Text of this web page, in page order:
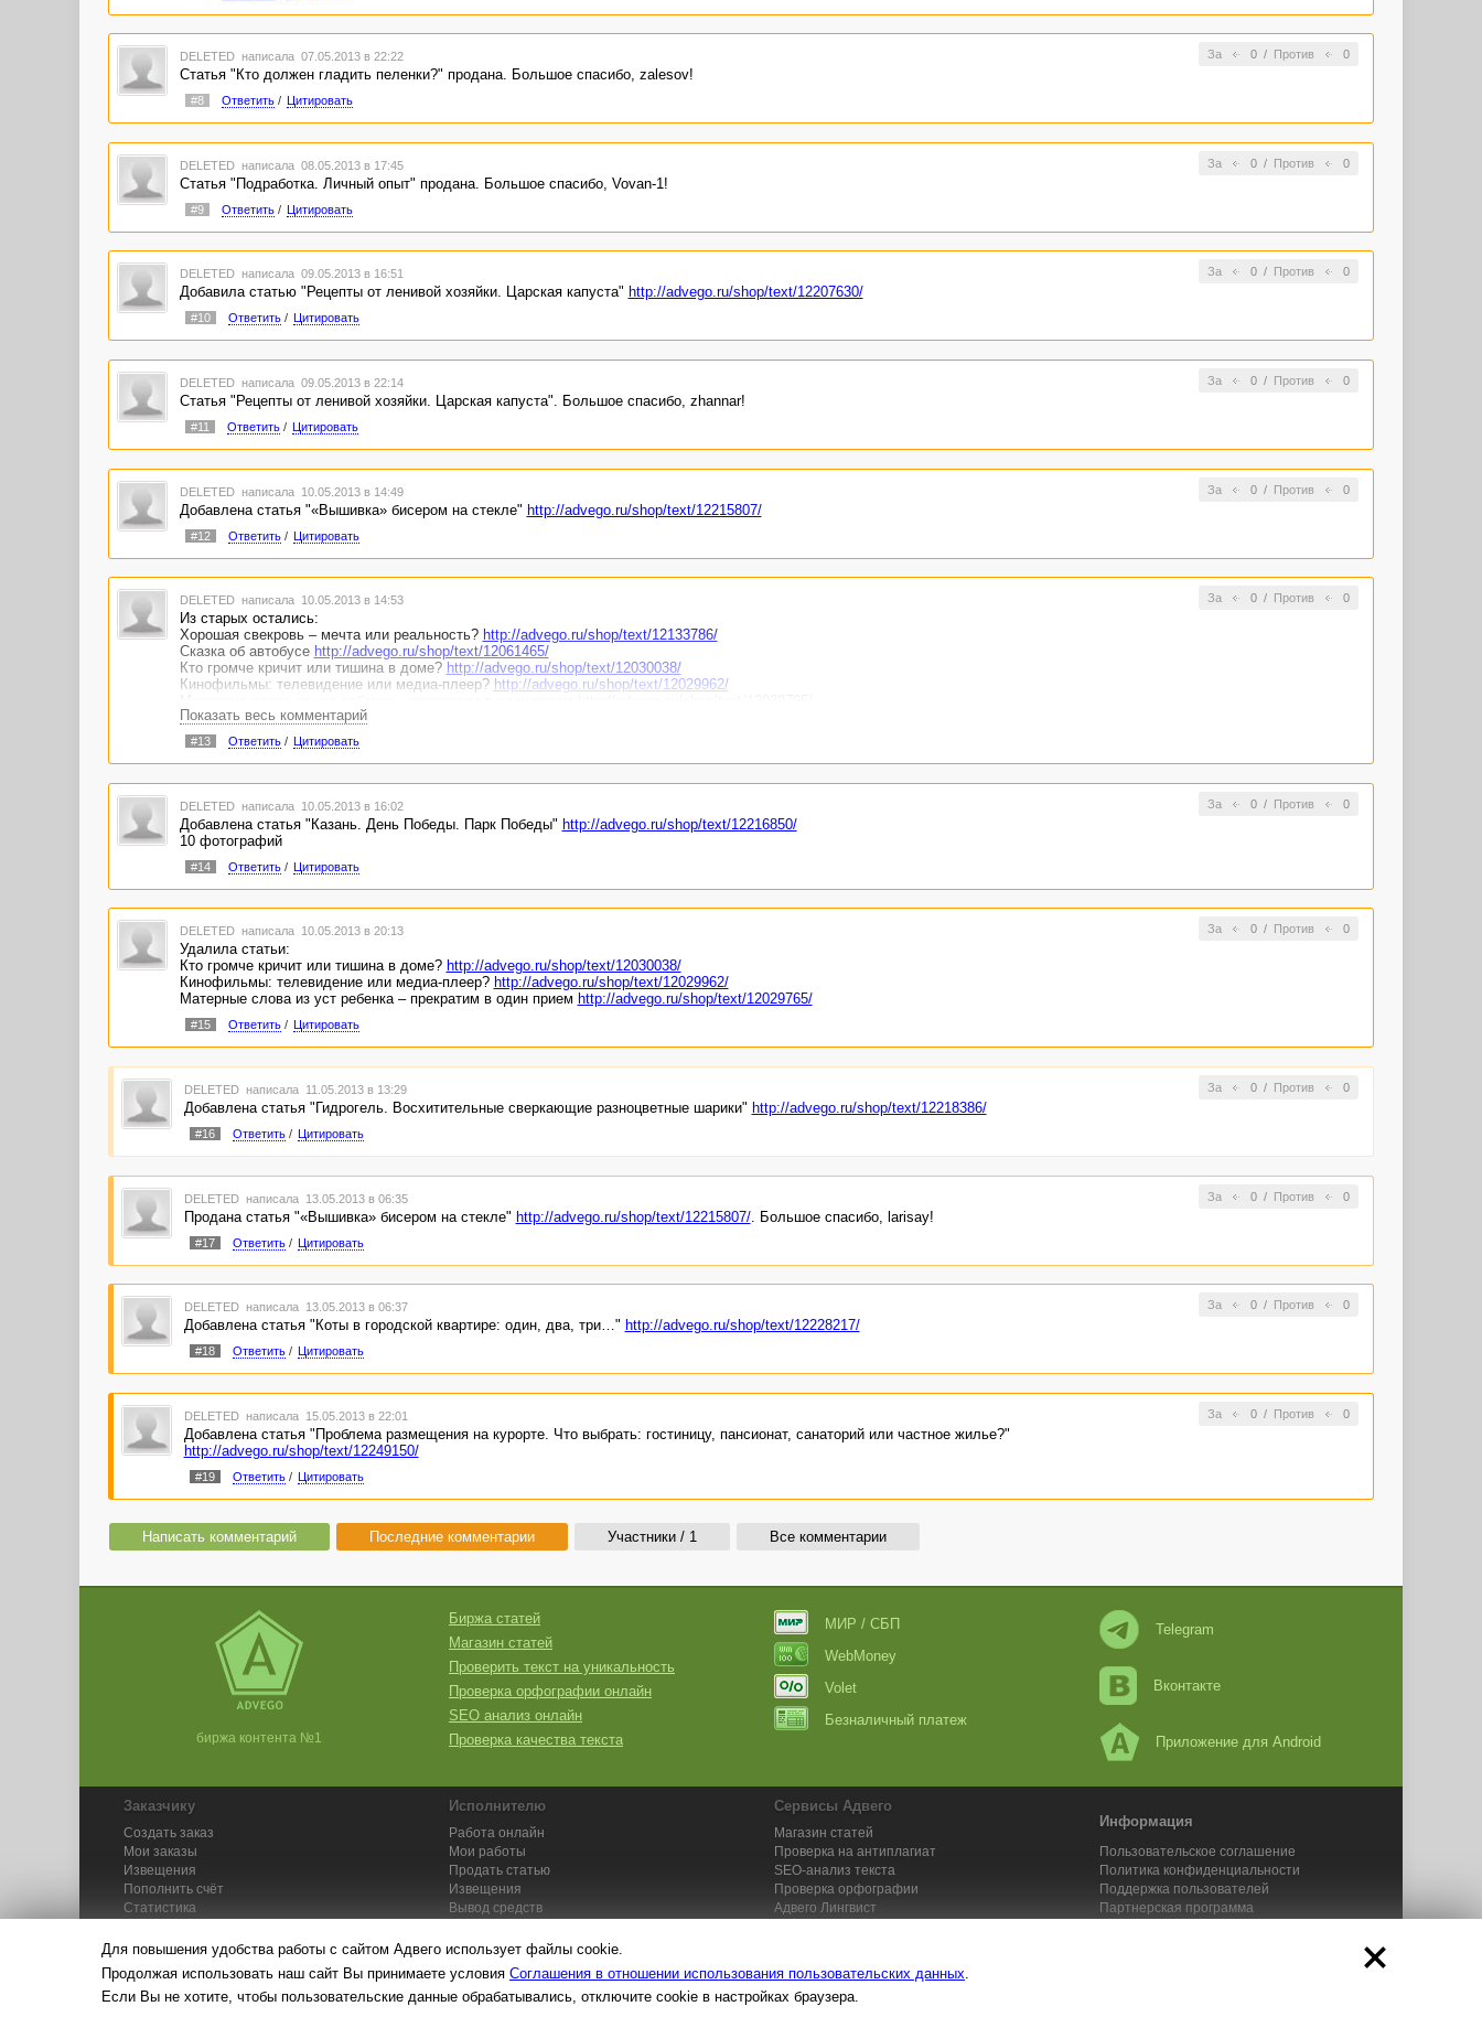
За 0/ Против 0
DELETED написала 07.05.2013 в 22:22
Статья "Кто должен гладить пеленки?" продана. Большое спасибо, zalesov!
#8 Ответить/ Цитировать
За 0/ Против 0
DELETED написала 08.05.2013 в 17:45
Статья "Подработка. Личный опыт" продана. Большое спасибо, Vovan-1!
#9 Ответить/ Цитировать
За 0/ Против 0
DELETED написала 09.05.2013 в 16:51
Добавила статью "Рецепты от ленивой хозяйки. Царская капуста" http://advego.ru/shop/text/12207630/
#10 Ответить/ Цитировать
За 0/ Против 0
DELETED написала 09.05.2013 в 22:14
Статья "Рецепты от ленивой хозяйки. Царская капуста". Большое спасибо, zhannar!
#11 Ответить/ Цитировать
За 0/ Против 0
DELETED написала 10.05.2013 в 14:49
Добавлена статья "«Вышивка» бисером на стекле" http://advego.ru/shop/text/12215807/
#12 Ответить/ Цитировать
За 0/ Против 0
DELETED написала 10.05.2013 в 14:53
Из старых остались:
Хорошая свекровь – мечта или реальность? http://advego.ru/shop/text/12133786/
Сказка об автобусе http://advego.ru/shop/text/12061465/
Кто громче кричит или тишина в доме? http://advego.ru/shop/text/12030038/
Кинофильмы: телевидение или медиа-плеер? http://advego.ru/shop/text/12029962/
Показать весь комментарий
#13 Ответить/ Цитировать
За 0/ Против 0
DELETED написала 10.05.2013 в 16:02
Добавлена статья "Казань. День Победы. Парк Победы" http://advego.ru/shop/text/12216850/
10 фотографий
#14 Ответить/ Цитировать
За 0/ Против 0
DELETED написала 10.05.2013 в 20:13
Удалила статьи:
Кто громче кричит или тишина в доме? http://advego.ru/shop/text/12030038/
Кинофильмы: телевидение или медиа-плеер? http://advego.ru/shop/text/12029962/
Матерные слова из уст ребенка – прекратим в один прием http://advego.ru/shop/text/12029765/
#15 Ответить/ Цитировать
За 0/ Против 0
DELETED написала 11.05.2013 в 13:29
Добавлена статья "Гидрогель. Восхитительные сверкающие разноцветные шарики" http://advego.ru/shop/text/12218386/
#16 Ответить/ Цитировать
За 0/ Против 0
DELETED написала 13.05.2013 в 06:35
Продана статья "«Вышивка» бисером на стекле" http://advego.ru/shop/text/12215807/. Большое спасибо, larisay!
#17 Ответить/ Цитировать
За 0/ Против 0
DELETED написала 13.05.2013 в 06:37
Добавлена статья "Коты в городской квартире: один, два, три…" http://advego.ru/shop/text/12228217/
#18 Ответить/ Цитировать
За 0/ Против 0
DELETED написала 15.05.2013 в 22:01
Добавлена статья "Проблема размещения на курорте. Что выбрать: гостиницу, пансионат, санаторий или частное жилье?"
http://advego.ru/shop/text/12249150/
#19 Ответить/ Цитировать
Написать комментарий Последние комментарии Участники / 1 Все комментарии
биржа контента №1
Биржа статей
Магазин статей
Проверить текст на уникальность
Проверка орфографии онлайн
SEO анализ онлайн
Проверка качества текста
МИР / СБП
WebMoney
Volet
Безналичный платеж
Telegram
Вконтакте
Приложение для Android
Заказчику
Создать заказ
Мои заказы
Извещения
Пополнить счёт
Статистика
Исполнителю
Работа онлайн
Мои работы
Продать статью
Извещения
Вывод средств
Сервисы Адвего
Магазин статей
Проверка на антиплагиат
SEO-анализ текста
Проверка орфографии
Адвего Лингвист
Информация
Пользовательское соглашение
Политика конфиденциальности
Поддержка пользователей
Партнерская программа
© Адвего — биржа контента №1. Копирайтинг, рерайтинг, переводы,работа на дому
Для повышения удобства работы с сайтом Адвего использует файлы cookie.
Продолжая использовать наш сайт Вы принимаете условия Соглашения в отношении использования пользовательских данных
Если Вы не хотите, чтобы пользовательские данные обрабатывались, отключите cookie в настройках браузера.